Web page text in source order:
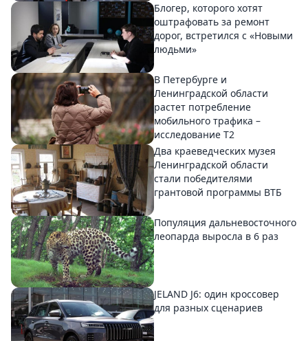
Блогер, которого хотят
оштрафовать за ремонт
дорог, встретился с «Новыми
людьми»
В Петербурге и
Ленинградской области
растет потребление
мобильного трафика –
исследование T2
Два краеведческих музея
Ленинградской области
стали победителями
грантовой программы ВТБ
Популяция дальневосточного
леопарда выросла в 6 раз
JELAND J6: один кроссовер
для разных сценариев